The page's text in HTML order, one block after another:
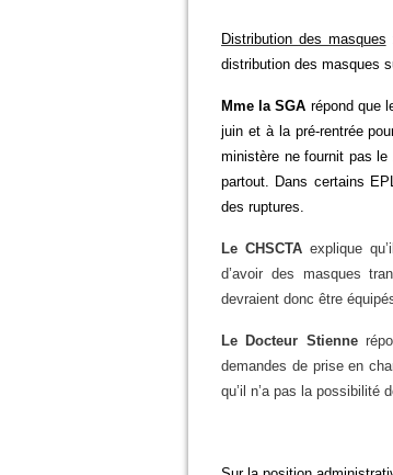
Distribution des masques
distribution des masques
Mme la SGA répond que
juin et à la pré-rentrée
ministère ne fournit pas le
partout. Dans certains
des ruptures.
Le CHSCTA explique
d’avoir des masques
devraient donc être
Le Docteur Stienne
demandes de prise en
qu’il n’a pas la possibilité